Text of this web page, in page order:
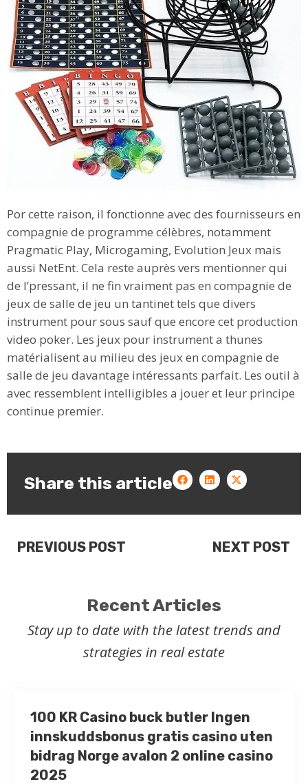
Por cette raison, il fonctionne avec des fournisseurs en
compagnie de programme célèbres, notamment
Pragmatic Play, Microgaming, Evolution Jeux mais
aussi NetEnt. Cela reste auprès vers mentionner qui
de l’pressant, il ne fin vraiment pas en compagnie de
jeux de salle de jeu un tantinet tels que divers
instrument pour sous sauf que encore cet production
video poker. Les jeux pour instrument a thunes
matérialisent au milieu des jeux en compagnie de
salle de jeu davantage intéressants parfait. Les outil à
avec ressemblent intelligibles a jouer et leur principe
continue premier.
Share this article
PREVIOUS POST NEXT POST
Recent Articles
Stay up to date with the latest trends and
strategies in real estate
100 KR Casino buck butler Ingen
innskuddsbonus gratis casino uten
bidrag Norge avalon 2 online casino
2025